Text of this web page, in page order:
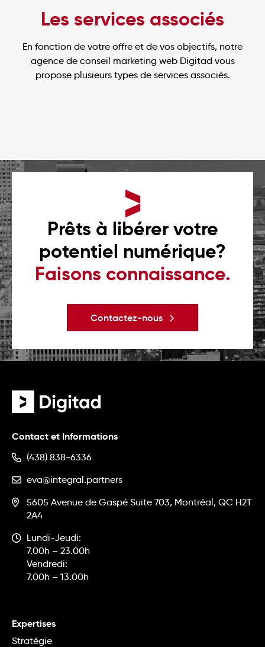
Les services associés
En fonction de votre offre et de vos objectifs, notre
agence de conseil marketing web Digitad vous
propose plusieurs types de services associés.
Maximiser l’impact de vos campagnes
publicitaires en bâtissant un plan média
cohérent avec vos: objectifs stratégiques, cibles
et budget.
En savoir plus
Étude de marché numérique
STRATÉGIE
Bâtissez une compréhension analytique du
comportement de votre audience en ligne afin
d’optimiser votre présence en ligne.
Prêts à libérer votre
potentiel numérique?
Faisons connaissance.
Contactez-nous
Contact et Informations
(438) 838-6336
eva@integral.partners
5605 Avenue de Gaspé Suite 703, Montréal, QC H2T
2A4
Lundi-Jeudi:
7.00h – 23.00h
Vendredi:
7.00h – 13.00h
Expertises
Stratégie